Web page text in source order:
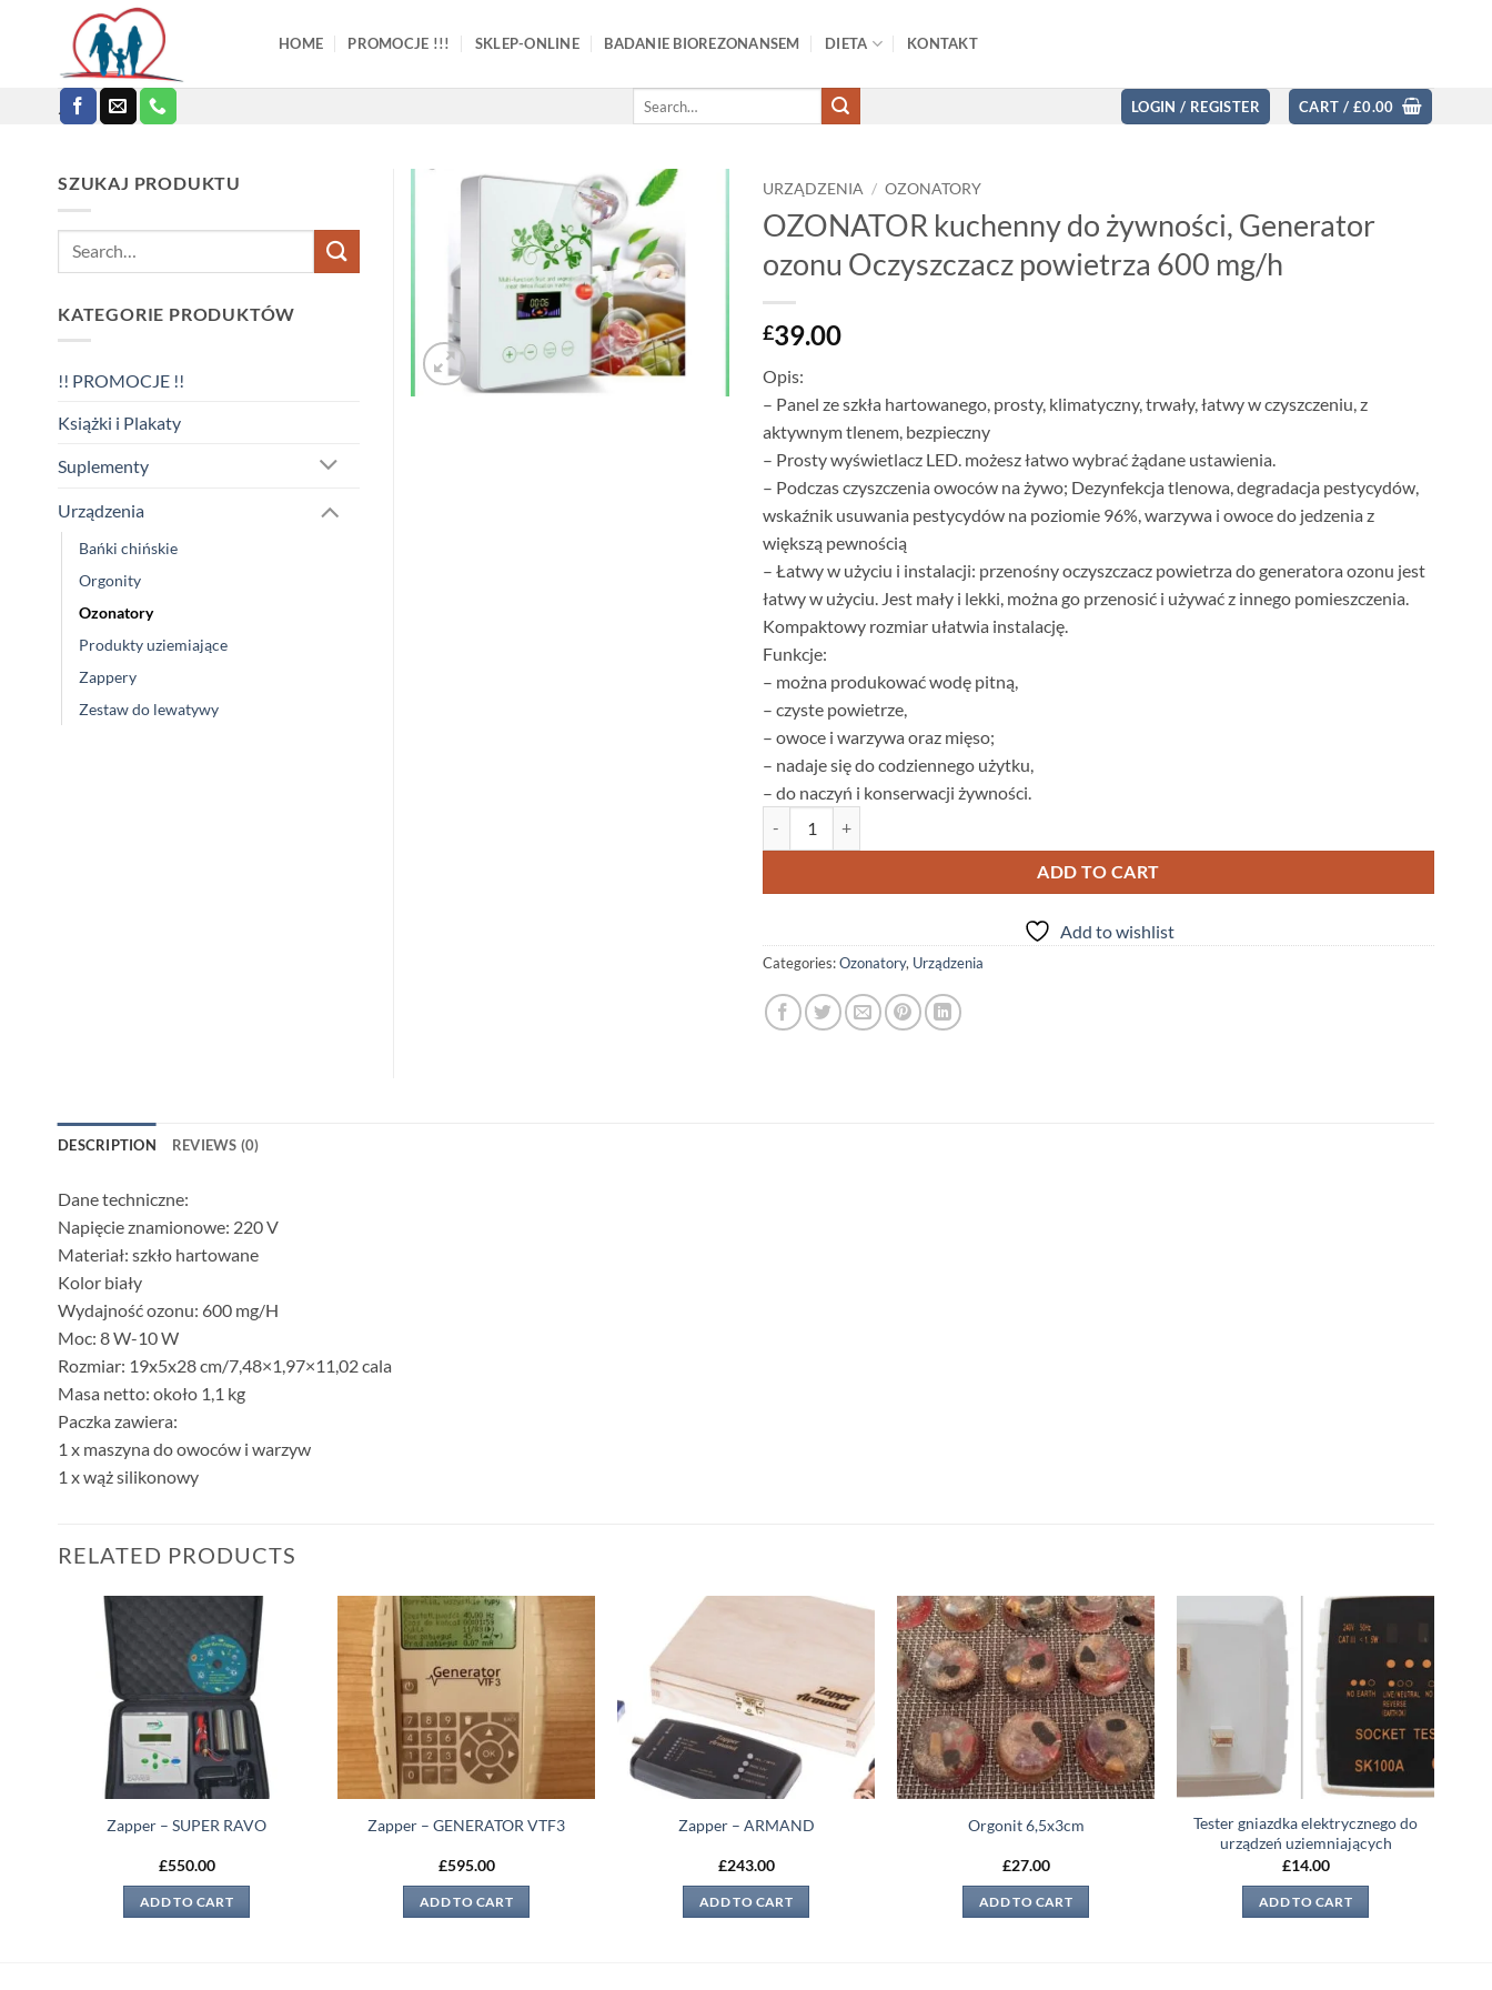
.
HOME PROMOCJE !!! SKLEP-ONLINE BADANIE BIOREZONANSEM DIETA KONTAKT
Search
LOGIN / REGISTER CART / £0.00
Add to
wishlist
URZĄDZENIA / OZONATORY
OZONATOR kuchenny do żywności, Generator
ozonu Oczyszczacz powietrza 600 mg/h
£39.00
Opis:
– Panel ze szkła hartowanego, prosty, klimatyczny, trwały, łatwy w czyszczeniu, z
aktywnym tlenem, bezpieczny
– Prosty wyświetlacz LED. możesz łatwo wybrać żądane ustawienia.
– Podczas czyszczenia owoców na żywo; Dezynfekcja tlenowa, degradacja pestycydów,
wskaźnik usuwania pestycydów na poziomie 96%, warzywa i owoce do jedzenia z
większą pewnością
– Łatwy w użyciu i instalacji: przenośny oczyszczacz powietrza do generatora ozonu jest
łatwy w użyciu. Jest mały i lekki, można go przenosić i używać z innego pomieszczenia.
Kompaktowy rozmiar ułatwia instalację.
Funkcje:
– można produkować wodę pitną,
– czyste powietrze,
– owoce i warzywa oraz mięso;
– nadaje się do codziennego użytku,
– do naczyń i konserwacji żywności.
ADD TO CART
Add to wishlist
Categories:Ozonatory, Urządzenia
SZUKAJ PRODUKTU
Search
KATEGORIE PRODUKTÓW
!! PROMOCJE !!
Książki i Plakaty
Suplementy
Urządzenia
Bańki chińskie
Orgonity
Ozonatory
Produkty uziemiające
Zappery
Zestaw do lewatywy
DESCRIPTION REVIEWS (0)
Dane techniczne:
Napięcie znamionowe: 220 V
Materiał: szkło hartowane
Kolor biały
Wydajność ozonu: 600 mg/H
Moc: 8 W-10 W
Rozmiar: 19x5x28 cm/7,48×1,97×11,02 cala
Masa netto: około 1,1 kg
Paczka zawiera:
1 x maszyna do owoców i warzyw
1 x wąż silikonowy
RELATED PRODUCTS
Add to
wishlist
Zapper – SUPER RAVO
£550.00
ADD TO CART
Zapper – GENERATOR VTF3
£595.00
ADD TO CART
Zapper – ARMAND
£243.00
ADD TO CART
Add to
wishlist
Orgonit 6,5x3cm
£27.00
ADD TO CART
Add to
wishlist
Tester gniazdka elektrycznego do
urządzeń uziemniających
£14.00
ADD TO CART